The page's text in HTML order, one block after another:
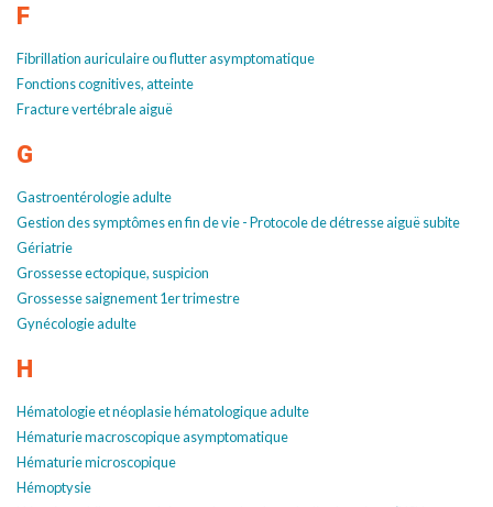
F
Fibrillation auriculaire ou flutter asymptomatique
Fonctions cognitives, atteinte
Fracture vertébrale aiguë
G
Gastroentérologie adulte
Gestion des symptômes en fin de vie - Protocole de détresse aiguë subite
Gériatrie
Grossesse ectopique, suspicion
Grossesse saignement 1er trimestre
Gynécologie adulte
H
Hématologie et néoplasie hématologique adulte
Hématurie macroscopique asymptomatique
Hématurie microscopique
Hémoptysie